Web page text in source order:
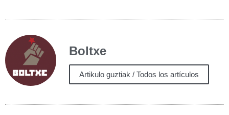
Boltxe
Artikulo guztiak / Todos los artículos